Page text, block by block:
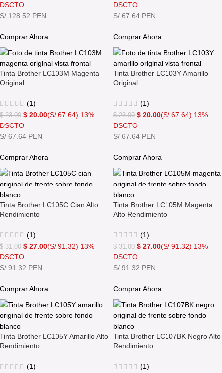
DSCTO
S/ 128.52 PEN
Comprar Ahora
DSCTO
S/ 67.64 PEN
Comprar Ahora
Tinta Brother LC103M Magenta
Original
(1)
$23.00 $ 20.00(S/ 67.64) 13%
DSCTO
S/ 67.64 PEN
Comprar Ahora
Tinta Brother LC103Y Amarillo
Original
(1)
$23.00 $ 20.00(S/ 67.64) 13%
DSCTO
S/ 67.64 PEN
Comprar Ahora
Tinta Brother LC105C Cian Alto
Rendimiento
(1)
$31.00 $ 27.00(S/ 91.32) 13%
DSCTO
S/ 91.32 PEN
Comprar Ahora
Tinta Brother LC105M Magenta
Alto Rendimiento
(1)
$31.00 $ 27.00(S/ 91.32) 13%
DSCTO
S/ 91.32 PEN
Comprar Ahora
Tinta Brother LC105Y Amarillo Alto
Rendimiento
(1)
Tinta Brother LC107BK Negro Alto
Rendimiento
(1)